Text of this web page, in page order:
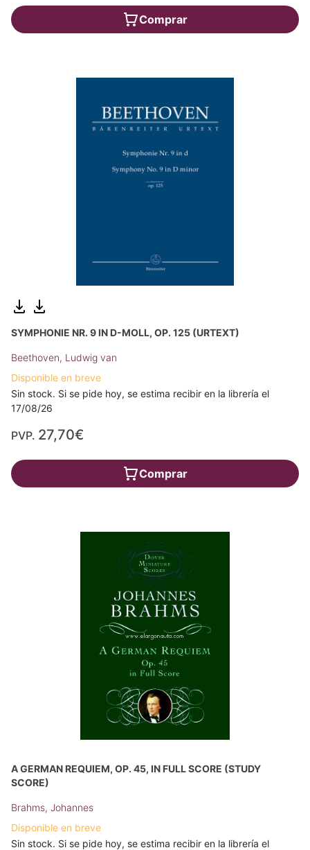
Comprar
SYMPHONIE NR. 9 IN D-MOLL, OP. 125 (URTEXT)
Beethoven, Ludwig van
Disponible en breve
Sin stock. Si se pide hoy, se estima recibir en la librería el
17/08/26
PVP. 27,70€
Comprar
A GERMAN REQUIEM, OP. 45, IN FULL SCORE (STUDY
SCORE)
Brahms, Johannes
Disponible en breve
Sin stock. Si se pide hoy, se estima recibir en la librería el